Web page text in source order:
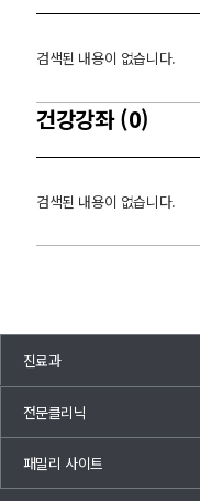
검색된 내용이 없습니다.
건강강좌 (0)
검색된 내용이 없습니다.
진료과
전문클리닉
패밀리 사이트